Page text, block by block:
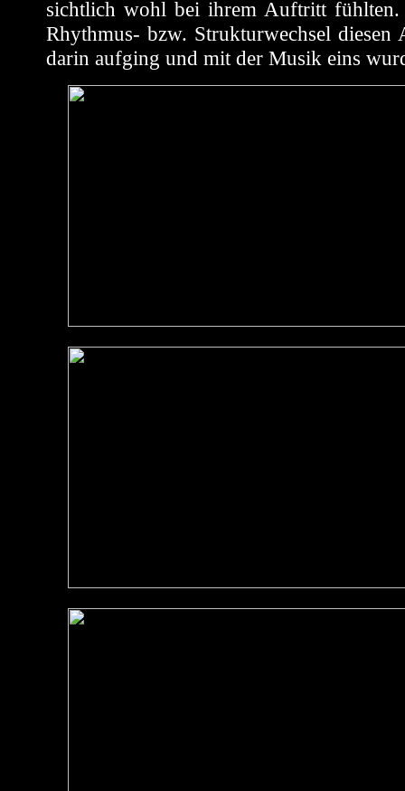
sichtlich wohl bei ihrem Auftritt
Rhythmus- bzw. Strukturwechsel
darin aufging und mit der Musik eins